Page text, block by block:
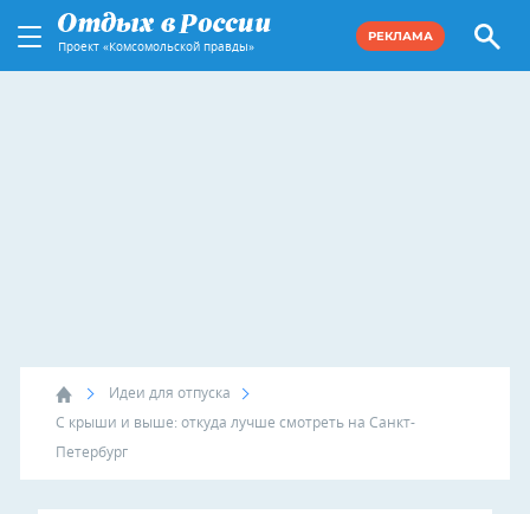
Проект «Комсомольской правды»
РЕКЛАМА
Идеи для отпуска
С крыши и выше: откуда лучше смотреть на Санкт-
Петербург